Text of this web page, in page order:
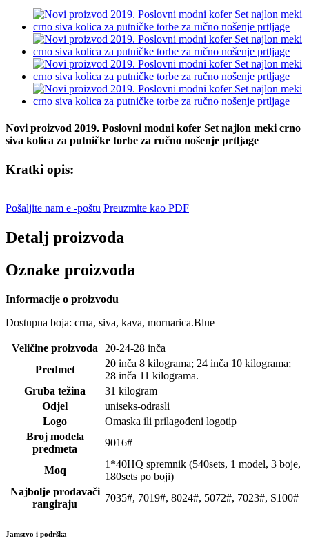
Novi proizvod 2019. Poslovni modni kofer Set najlon meki crno
siva kolica za putničke torbe za ručno nošenje prtljage
Kratki opis:
Pošaljite nam e -poštu Preuzmite kao PDF
Detalj proizvoda
Oznake proizvoda
Informacije o proizvodu
Dostupna boja: crna, siva, kava, mornarica.Blue
Veličine proizvoda
20-24-28 inča
Predmet
20 inča 8 kilograma; 24 inča 10 kilograma;
28 inča 11 kilograma.
Gruba težina
31 kilogram
Odjel
uniseks-odrasli
Logo
Omaska ​​ili prilagođeni logotip
Broj modela
predmeta
9016#
Moq
1*40HQ spremnik (540sets, 1 model, 3 boje,
180sets po boji)
Najbolje prodavači
rangiraju
7035#, 7019#, 8024#, 5072#, 7023#, S100#
Jamstvo i podrška